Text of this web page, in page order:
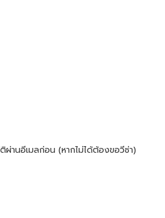
านอีเมลก่อน (หากไม่ได้ต้องขอวีซ่า)